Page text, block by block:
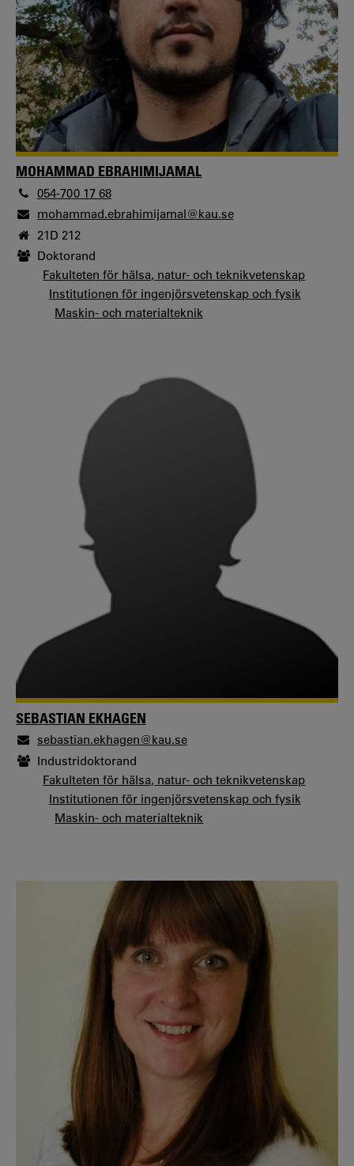
MOHAMMAD EBRAHIMIJAMAL
054-700 17 68
mohammad.ebrahimijamal@kau.se
21D 212
Doktorand
Fakulteten för hälsa, natur- och teknikvetenskap
Institutionen för ingenjörsvetenskap och fysik
Maskin- och materialteknik
SEBASTIAN EKHAGEN
sebastian.ekhagen@kau.se
Industridoktorand
Fakulteten för hälsa, natur- och teknikvetenskap
Institutionen för ingenjörsvetenskap och fysik
Maskin- och materialteknik